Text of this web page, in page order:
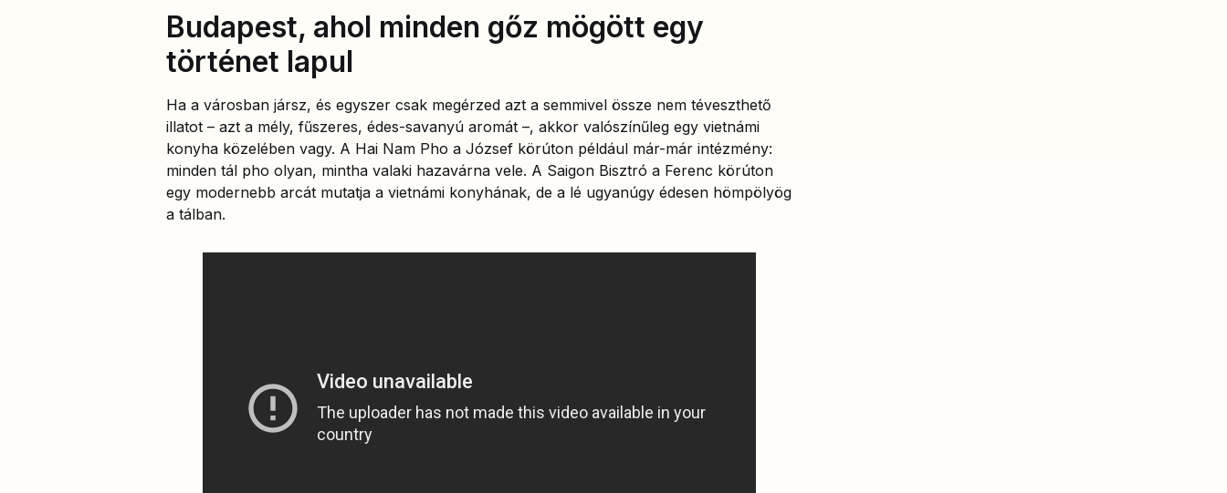
Budapest, ahol minden gőz mögött egy
történet lapul
Ha a városban jársz, és egyszer csak megérzed azt a semmivel össze nem téveszthető
illatot – azt a mély, fűszeres, édes-savanyú aromát –, akkor valószínűleg egy vietnámi
konyha közelében vagy. A Hai Nam Pho a József körúton például már-már intézmény:
minden tál pho olyan, mintha valaki hazavárna vele. A Saigon Bisztró a Ferenc körúton
egy modernebb arcát mutatja a vietnámi konyhának, de a lé ugyanúgy édesen hömpölyög
a tálban.